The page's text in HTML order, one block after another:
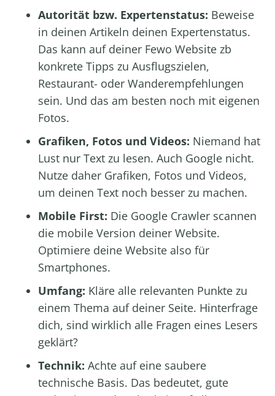
Autorität bzw. Expertenstatus: Beweise
in deinen Artikeln deinen Expertenstatus.
Das kann auf deiner Fewo Website zb
konkrete Tipps zu Ausflugszielen,
Restaurant- oder Wanderempfehlungen
sein. Und das am besten noch mit eigenen
Fotos.
Grafiken, Fotos und Videos: Niemand hat
Lust nur Text zu lesen. Auch Google nicht.
Nutze daher Grafiken, Fotos und Videos,
um deinen Text noch besser zu machen.
Mobile First: Die Google Crawler scannen
die mobile Version deiner Website.
Optimiere deine Website also für
Smartphones.
Umfang: Kläre alle relevanten Punkte zu
einem Thema auf deiner Seite. Hinterfrage
dich, sind wirklich alle Fragen eines Lesers
geklärt?
Technik:Achte auf eine saubere
technische Basis. Das bedeutet, gute